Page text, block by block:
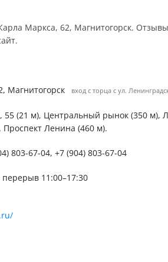
Маркса, 62, Магнитогорск.
Магнитогорск вход с торца с ул.
55 (21 м), Центральный рынок (350 м),
Ленина (460 м).
803-67-04, +7 (904) 803-67-04
11:00–17:30